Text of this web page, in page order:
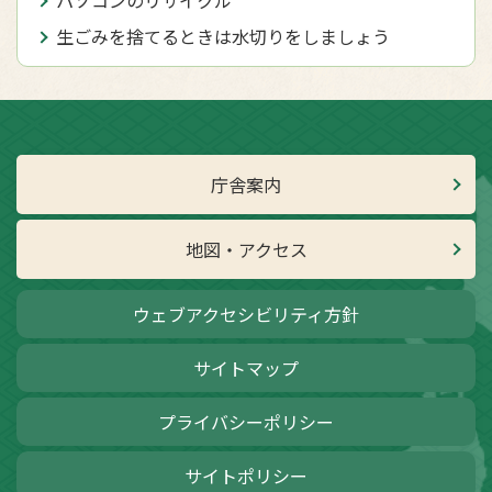
生ごみを捨てるときは水切りをしましょう
庁舎案内
地図・アクセス
ウェブアクセシビリティ方針
サイトマップ
プライバシーポリシー
サイトポリシー